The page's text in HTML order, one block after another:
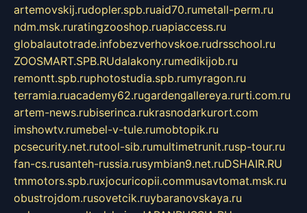
artemovskij.rudopler.spb.ruaid70.rumetall-perm.ru
ndm.msk.ruratingzooshop.ruapiaccess.ru
globalautotrade.infobezverhovskoe.rudrsschool.ru
ZOOSMART.SPB.RUdalakony.rumedikijob.ru
remontt.spb.ruphotostudia.spb.rumyragon.ru
terramia.ruacademy62.rugardengallereya.rurti.com.ru
artem-news.rubiserinca.rukrasnodarkurort.com
imshowtv.rumebel-v-tule.rumobtopik.ru
pcsecurity.net.rutool-sib.rumultimetrunit.rusp-tour.ru
fan-cs.rusanteh-russia.rusymbian9.net.ruDSHAIR.RU
tmmotors.spb.ruxjocuricopii.commusavtomat.msk.ru
obustrojdom.rusovetcik.ruybaranovskaya.ru